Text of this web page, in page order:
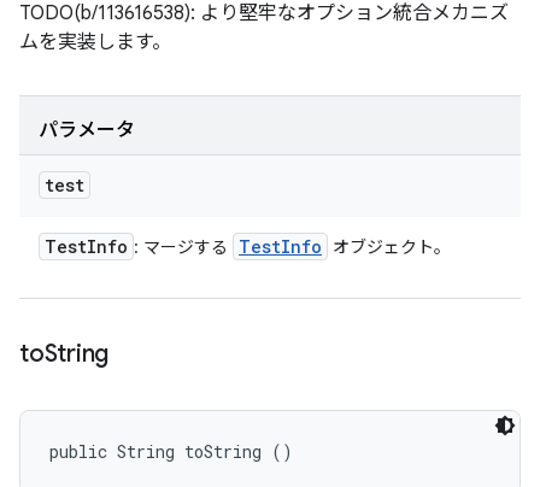
TODO(b/113616538): より堅牢なオプション統合メカニズ
ムを実装します。
パラメータ
test
TestInfo : マージする TestInfo オブジェクト。
toString
public String toString ()